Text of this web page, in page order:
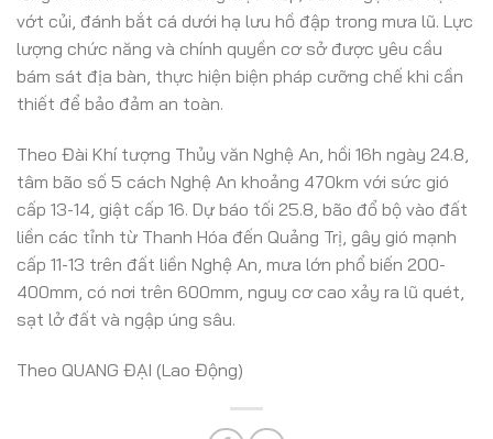
vớt củi, đánh bắt cá dưới hạ lưu hồ đập trong mưa lũ. Lực
lượng chức năng và chính quyền cơ sở được yêu cầu
bám sát địa bàn, thực hiện biện pháp cưỡng chế khi cần
thiết để bảo đảm an toàn.
Theo Đài Khí tượng Thủy văn Nghệ An, hồi 16h ngày 24.8,
tâm bão số 5 cách Nghệ An khoảng 470km với sức gió
cấp 13-14, giật cấp 16. Dự báo tối 25.8, bão đổ bộ vào đất
liền các tỉnh từ Thanh Hóa đến Quảng Trị, gây gió mạnh
cấp 11-13 trên đất liền Nghệ An, mưa lớn phổ biến 200-
400mm, có nơi trên 600mm, nguy cơ cao xảy ra lũ quét,
sạt lở đất và ngập úng sâu.
Theo QUANG ĐẠI (Lao Động)